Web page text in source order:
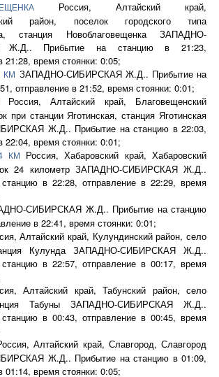
Россия, Алтайский край,
район, поселок городского типа
станция Новоблаговещенка ЗАПАДНО-
Ж.Д.. Прибытие на станцию в 21:23,
21:28, время стоянки: 0:05;
КМ ЗАПАДНО-СИБИРСКАЯ Ж.Д.. Прибытие на
отправление в 21:52, время стоянки: 0:01;
Россия, Алтайский край, Благовещенский
при станции Яготинская, станция Яготинская
Ж.Д.. Прибытие на станцию в 22:03,
22:04, время стоянки: 0:01;
КМ
Россия, Хабаровский край, Хабаровский
24 километр ЗАПАДНО-СИБИРСКАЯ Ж.Д..
в 22:28, отправление в 22:29, время
СИБИРСКАЯ Ж.Д.. Прибытие на станцию
в 22:41, время стоянки: 0:01;
Алтайский край, Кулундинский район, село
Кулунда ЗАПАДНО-СИБИРСКАЯ Ж.Д..
в 22:57, отправление в 00:17, время
Алтайский край, Табунский район, село
Табуны ЗАПАДНО-СИБИРСКАЯ Ж.Д..
в 00:43, отправление в 00:45, время
Алтайский край, Славгород, Славгород
Ж.Д.. Прибытие на станцию в 01:09,
01:14, время стоянки: 0:05;